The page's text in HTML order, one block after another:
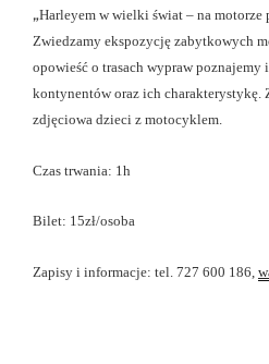
„Harleyem w wielki świat – na
Zwiedzamy ekspozycję zabytkowych
opowieść o trasach wypraw poznajemy
kontynentów oraz ich charakterystykę.
zdjęciowa dzieci z motocyklem.
Czas trwania: 1h
Bilet: 15zł/osoba
Zapisy i informacje: tel. 727 600 186,